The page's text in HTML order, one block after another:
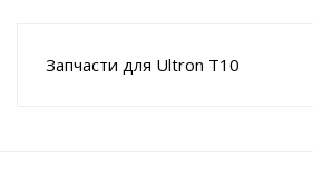
Запчасти для Ultron T10